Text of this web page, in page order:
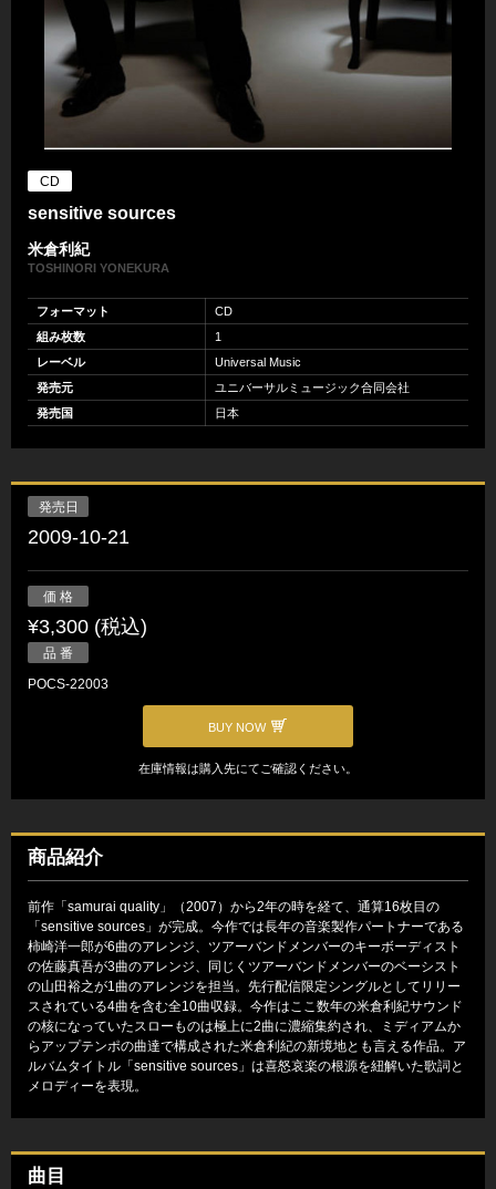
CD
sensitive sources
米倉利紀
TOSHINORI YONEKURA
フォーマット
CD
組み枚数
1
レーベル
Universal Music
発売元
ユニバーサルミュージック合同会社
発売国
日本
発売日
2009-10-21
価 格
¥3,300 (税込)
品 番
POCS-22003
BUY NOW
在庫情報は購入先にてご確認ください。
商品紹介
前作「samurai quality」（2007）から2年の時を経て、通算16枚目の
「sensitive sources」が完成。今作では長年の音楽製作パートナーである
柿崎洋一郎が6曲のアレンジ、ツアーバンドメンバーのキーボーディスト
の佐藤真吾が3曲のアレンジ、同じくツアーバンドメンバーのベーシスト
の山田裕之が1曲のアレンジを担当。先行配信限定シングルとしてリリー
スされている4曲を含む全10曲収録。今作はここ数年の米倉利紀サウンド
の核になっていたスローものは極上に2曲に濃縮集約され、ミディアムか
らアップテンポの曲達で構成された米倉利紀の新境地とも言える作品。ア
ルバムタイトル「sensitive sources」は喜怒哀楽の根源を紐解いた歌詞と
メロディーを表現。
曲目